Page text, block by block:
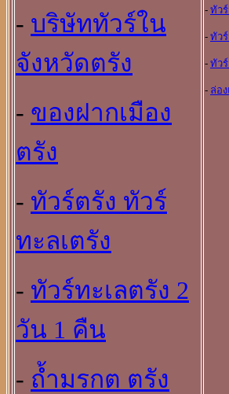
- บริษัททัวร์ใน
จังหวัดตรัง
- ของฝากเมือง
ตรัง
- ทัวร์ตรัง ทัวร์
ทะลเตรัง
- ทัวร์ทะเลตรัง 2
วัน 1 คืน
- ถ้ำมรกต ตรัง
- ทัว
- ทัว
- ทัว
- ล่อ